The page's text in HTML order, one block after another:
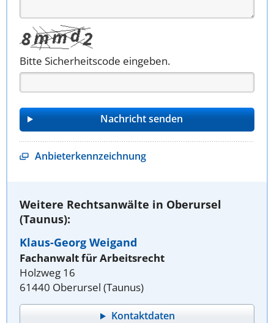
Bitte Sicherheitscode eingeben.
Anbieterkennzeichnung
Weitere Rechtsanwälte in Oberursel
(Taunus):
Klaus-Georg Weigand
Fachanwalt für Arbeitsrecht
Holzweg 16
61440 Oberursel (Taunus)
Kontaktdaten